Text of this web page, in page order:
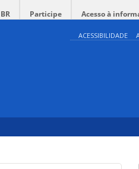
Participe Acesso à
ACESSIBILIDADE